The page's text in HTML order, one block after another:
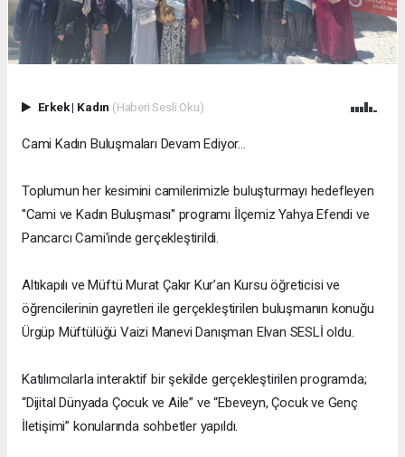
Erkek| Kadın (Haberi Sesli Oku)
Cami Kadın Buluşmaları Devam Ediyor...
Toplumun her kesimini camilerimizle buluşturmayı hedefleyen
''Cami ve Kadın Buluşması'' programı İlçemiz Yahya Efendi ve
Pancarcı Cami'inde gerçekleştirildi.
Altıkapılı ve Müftü Murat Çakır Kur’an Kursu öğreticisi ve
öğrencilerinin gayretleri ile gerçekleştirilen buluşmanın konuğu
Ürgüp Müftülüğü Vaizi Manevi Danışman Elvan SESLİ oldu.
Katılımcılarla interaktif bir şekilde gerçekleştirilen programda;
“Dijital Dünyada Çocuk ve Aile” ve “Ebeveyn, Çocuk ve Genç
İletişimi” konularında sohbetler yapıldı.